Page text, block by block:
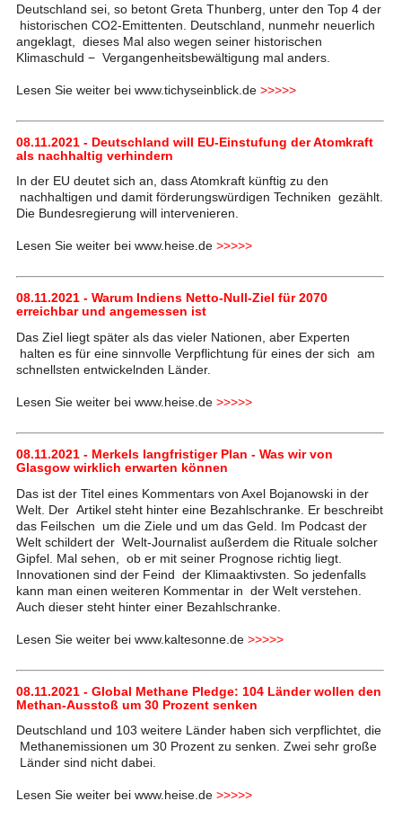
Deutschland sei, so betont Greta Thunberg, unter den Top 4 der
historischen CO2-Emittenten. Deutschland, nunmehr neuerlich
angeklagt, dieses Mal also wegen seiner historischen
Klimaschuld − Vergangenheitsbewältigung mal anders.
Lesen Sie weiter bei www.tichyseinblick.de >>>>>
08.11.2021 - Deutschland will EU-Einstufung der Atomkraft
als nachhaltig verhindern
In der EU deutet sich an, dass Atomkraft künftig zu den
nachhaltigen und damit förderungswürdigen Techniken gezählt.
Die Bundesregierung will intervenieren.
Lesen Sie weiter bei www.heise.de >>>>>
08.11.2021 - Warum Indiens Netto-Null-Ziel für 2070
erreichbar und angemessen ist
Das Ziel liegt später als das vieler Nationen, aber Experten
halten es für eine sinnvolle Verpflichtung für eines der sich am
schnellsten entwickelnden Länder.
Lesen Sie weiter bei www.heise.de >>>>>
08.11.2021 - Merkels langfristiger Plan - Was wir von
Glasgow wirklich erwarten können
Das ist der Titel eines Kommentars von Axel Bojanowski in der
Welt. Der Artikel steht hinter eine Bezahlschranke. Er beschreibt
das Feilschen um die Ziele und um das Geld. Im Podcast der
Welt schildert der Welt-Journalist außerdem die Rituale solcher
Gipfel. Mal sehen, ob er mit seiner Prognose richtig liegt.
Innovationen sind der Feind der Klimaaktivsten. So jedenfalls
kann man einen weiteren Kommentar in der Welt verstehen.
Auch dieser steht hinter einer Bezahlschranke.
Lesen Sie weiter bei www.kaltesonne.de >>>>>
08.11.2021 - Global Methane Pledge: 104 Länder wollen den
Methan-Ausstoß um 30 Prozent senken
Deutschland und 103 weitere Länder haben sich verpflichtet, die
Methanemissionen um 30 Prozent zu senken. Zwei sehr große
Länder sind nicht dabei.
Lesen Sie weiter bei www.heise.de >>>>>